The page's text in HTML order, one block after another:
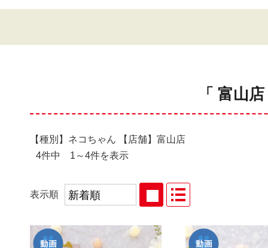
「 富山
【種別】ネコちゃん 【店舗】富山店
4件中 1～4件を表示
表示順